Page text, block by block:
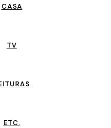
CASA
TV
ETC.